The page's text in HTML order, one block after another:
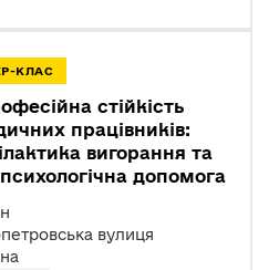
КЛАС
стійкість
працівників:
вигорання та
допомога
вулиця